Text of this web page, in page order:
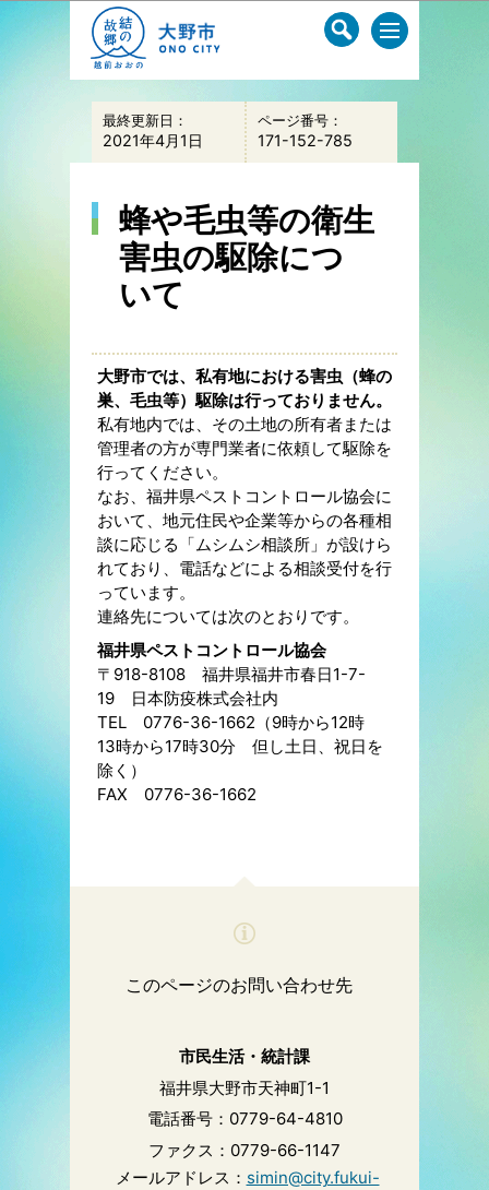
このページの本文へ移動
最終更新日：
2021年4月1日
ページ番号：
171-152-785
蜂や毛虫等の衛生
害虫の駆除につ
いて
大野市では、私有地における害虫（蜂の
巣、毛虫等）駆除は行っておりません。
私有地内では、その土地の所有者または
管理者の方が専門業者に依頼して駆除を
行ってください。
なお、福井県ペストコントロール協会に
おいて、地元住民や企業等からの各種相
談に応じる「ムシムシ相談所」が設けら
れており、電話などによる相談受付を行
っています。
連絡先については次のとおりです。
福井県ペストコントロール協会
〒918-8108 福井県福井市春日1-7-
19 日本防疫株式会社内
TEL 0776-36-1662（9時から12時
13時から17時30分 但し土日、祝日を
除く）
FAX 0776-36-1662
このページのお問い合わせ先
市民生活・統計課
福井県大野市天神町1-1
電話番号：0779-64-4810
ファクス：0779-66-1147
メールアドレス： simin@city.fukui-